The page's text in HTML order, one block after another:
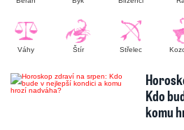
Váhy Štír Střelec
Kdo
komu